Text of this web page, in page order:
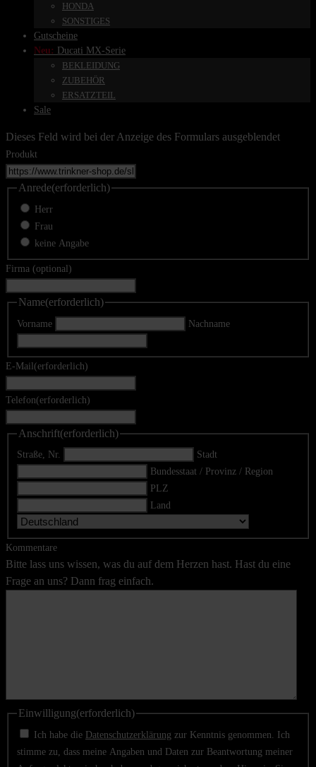
HONDA
SONSTIGES
Gutscheine
Neu: Ducati MX-Serie
BEKLEIDUNG
ZUBEHÖR
ERSATZTEIL
Sale
Dieses Feld wird bei der Anzeige des Formulars ausgeblendet
Produkt
Anrede(erforderlich)
Herr
Frau
keine Angabe
Firma (optional)
Name(erforderlich)
Vorname Nachname
E-Mail(erforderlich)
Telefon(erforderlich)
Anschrift(erforderlich)
Straße, Nr.
Stadt
Bundesstaat / Provinz / Region
PLZ
Land
Kommentare
Bitte lass uns wissen, was du auf dem Herzen hast. Hast du eine
Frage an uns? Dann frag einfach.
Einwilligung(erforderlich)
Ich habe die Datenschutzerklärung zur Kenntnis genommen. Ich
stimme zu, dass meine Angaben und Daten zur Beantwortung meiner